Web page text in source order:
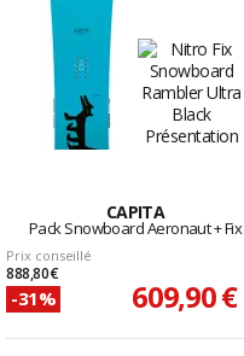
CAPITA
Pack Snowboard Aeronaut + Fix
Prix conseillé
888,80 €
-31% 609,90 €